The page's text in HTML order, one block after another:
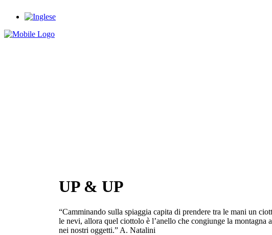
UP & UP
“Camminando sulla spiaggia capita di prendere tra le mani un
le nevi, allora quel ciottolo è l’anello che congiunge la montagna
nei nostri oggetti.” A. Natalini